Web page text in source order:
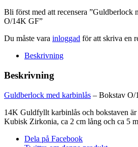
Bli först med att recensera ”Guldberlock
O/14K GF”
Du måste vara inloggad för att skriva en
Beskrivning
Beskrivning
Guldberlock med karbinlås – Bokstav
14K Guldfyllt karbinlås och bokstaven
Kubisk Zirkonia, ca 2 cm lång och ca 5
Dela på Facebook